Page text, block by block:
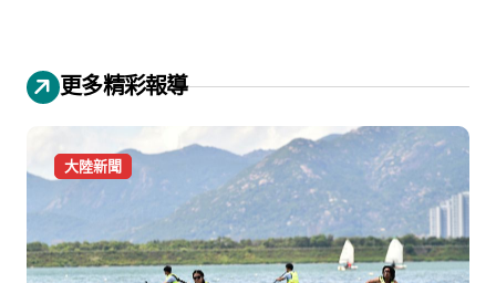
更多精彩報導
大陸新聞